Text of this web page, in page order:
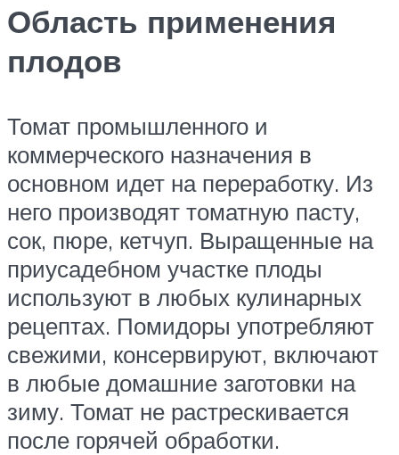
Область применения
плодов
Томат промышленного и
коммерческого назначения в
основном идет на переработку. Из
него производят томатную пасту,
сок, пюре, кетчуп. Выращенные на
приусадебном участке плоды
используют в любых кулинарных
рецептах. Помидоры употребляют
свежими, консервируют, включают
в любые домашние заготовки на
зиму. Томат не растрескивается
после горячей обработки.